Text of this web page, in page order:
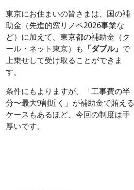
東京にお住まいの皆さまは、国の補
助金（先進的窓リノベ2026事業な
ど）に加えて、東京都の補助金（ク
ール・ネット東京）も 「ダブル」 で
上乗せして受け取ることができま
す。
条件にもよりますが、「工事費の半
分〜最大9割近く」が補助金で賄える
ケースもあるほど、今回の制度は手
厚いです。